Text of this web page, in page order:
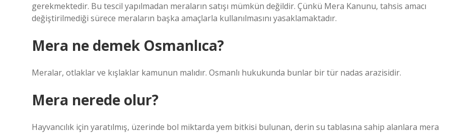
gerekmektedir. Bu tescil yapılmadan meraların satışı mümkün değildir. Çünkü Mera Kanunu, tahsis amacı
değiştirilmediği sürece meraların başka amaçlarla kullanılmasını yasaklamaktadır.
Mera ne demek Osmanlıca?
Meralar, otlaklar ve kışlaklar kamunun malıdır. Osmanlı hukukunda bunlar bir tür nadas arazisidir.
Mera nerede olur?
Hayvancılık için yaratılmış, üzerinde bol miktarda yem bitkisi bulunan, derin su tablasına sahip alanlara mera